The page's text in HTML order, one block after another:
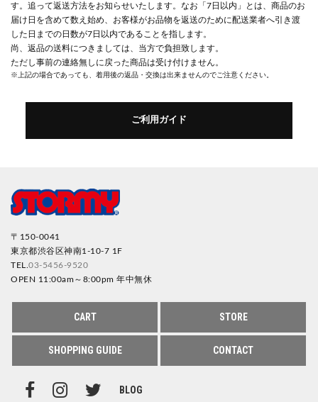
す。追って返送方法をお知らせいたします。なお「7日以内」とは、商品のお
届け日を含めて数え始め、お客様がお品物を返送のために配送業者へ引き渡
した日までの日数が7日以内であることを指します。
尚、返品の送料につきましては、当方で負担致します。
ただし事前の連絡無しに戻った商品は受け付けません。
※上記の場合であっても、着用後の返品・交換は出来ませんのでご注意ください。
ご利用ガイド
〒150-0041
東京都渋谷区神南1-10-7 1F
TEL. 03-5456-9520
OPEN 11:00am～8:00pm 年中無休
CART STORE
SHOPPING GUIDE CONTACT
BLOG